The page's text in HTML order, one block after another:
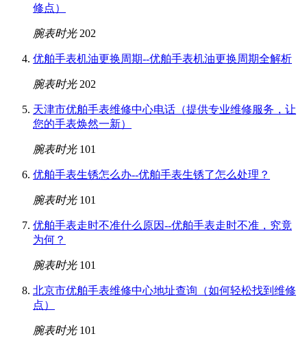
修点）
腕表时光 202
优舶手表机油更换周期--优舶手表机油更换周期全解析
腕表时光 202
天津市优舶手表维修中心电话（提供专业维修服务，让
您的手表焕然一新）
腕表时光 101
优舶手表生锈怎么办--优舶手表生锈了怎么处理？
腕表时光 101
优舶手表走时不准什么原因--优舶手表走时不准，究竟
为何？
腕表时光 101
北京市优舶手表维修中心地址查询（如何轻松找到维修
点）
腕表时光 101